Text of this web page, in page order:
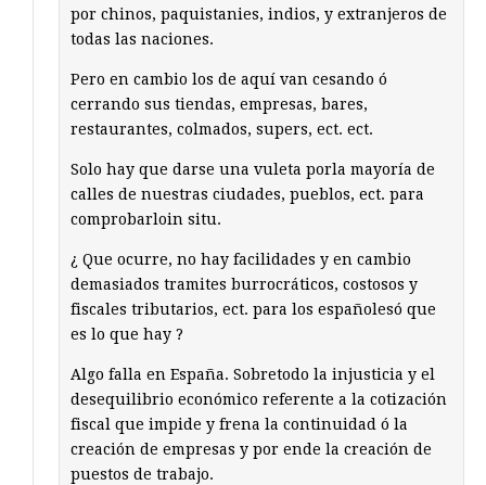
por chinos, paquistanies, indios, y extranjeros de
todas las naciones.
Pero en cambio los de aquí van cesando ó
cerrando sus tiendas, empresas, bares,
restaurantes, colmados, supers, ect. ect.
Solo hay que darse una vuleta porla mayoría de
calles de nuestras ciudades, pueblos, ect. para
comprobarloin situ.
¿ Que ocurre, no hay facilidades y en cambio
demasiados tramites burrocráticos, costosos y
fiscales tributarios, ect. para los españolesó que
es lo que hay ?
Algo falla en España. Sobretodo la injusticia y el
desequilibrio económico referente a la cotización
fiscal que impide y frena la continuidad ó la
creación de empresas y por ende la creación de
puestos de trabajo.